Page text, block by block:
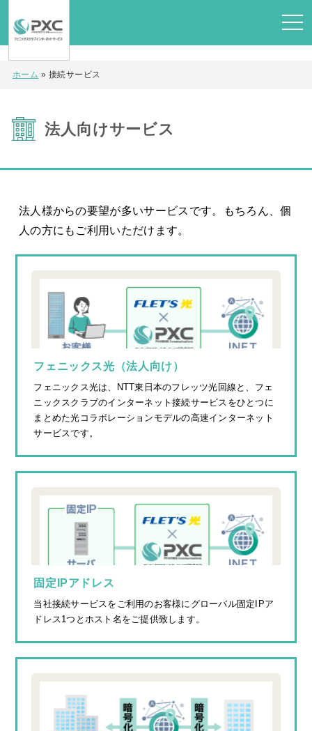
ホーム » 接続サービス
法人向けサービス
法人様からの要望が多いサービスです。もちろん、個
人の方にもご利用いただけます。
フェニックス光（法人向け）
フェニックス光は、NTT東日本のフレッツ光回線と、フェ
ニックスクラブのインターネット接続サービスをひとつに
まとめた光コラボレーションモデルの高速インターネット
サービスです。
固定IPアドレス
当社接続サービスをご利用のお客様にグローバル固定IPア
ドレス1つとホスト名をご提供致します。